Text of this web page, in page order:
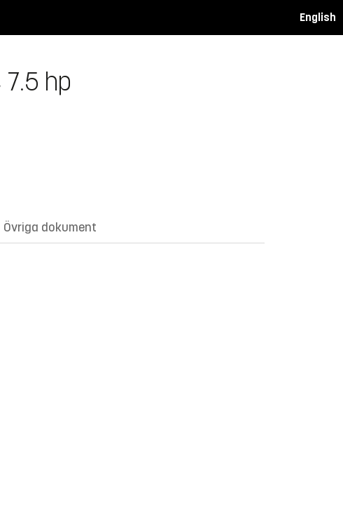
English
hp
Övriga dokument